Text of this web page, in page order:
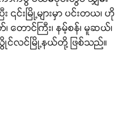
း ၎င်းမြို့များမှာ ပင်းတယ၊ ဟို
၊ တောင်ကြီး၊ နမ့်စန်၊ မူဆယ်၊
လွိုင်လင်မြို့နယ်တို့ ဖြစ်သည်။